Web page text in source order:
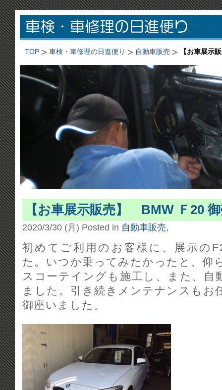
TOP 車検・車修理の日進便り 自動車販売 【お車展示
【お車展示販売】 BMW Ｆ20
2020/3/30 (月) Posted in 自動車販売,
初めてご利用のお客様に、展示の
た。いつか乗ってみたかったと、仰
スコーテイングも施工し、また、自
ました。引き続きメンテナンスもお
御座いました。